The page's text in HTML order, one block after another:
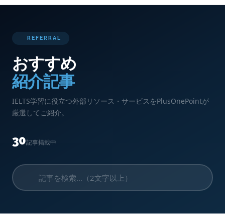
REFERRAL
おすすめ
紹介記事
IELTS学習に役立つ外部リソース・サービスをPlusOnePointが
厳選してご紹介。
30記事掲載中